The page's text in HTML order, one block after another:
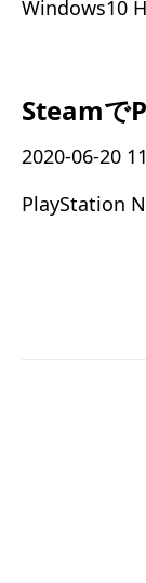
Steamで
2020-06-20
PlayStation